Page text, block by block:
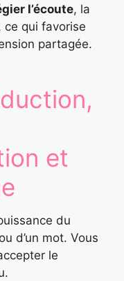
l’écoute, la
qui favorise
partagée.
et
du
d’un mot. Vous
le